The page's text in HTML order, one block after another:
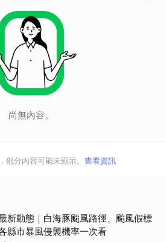
尚無內容。
部分內容可能未顯示。 查看資訊
新動態｜白海豚颱風路徑、颱風假標
縣市暴風侵襲機率一次看